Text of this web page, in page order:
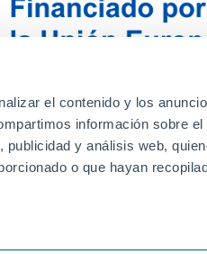
el contenido y los
información sobre el
y análisis web,
o que hayan
denuncias Envia tu CV